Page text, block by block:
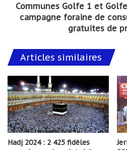
Communes Golfe 1 et
campagne foraine de
gratuites de
Articles similaires
Hadj 2024 : 2 425 fidèles